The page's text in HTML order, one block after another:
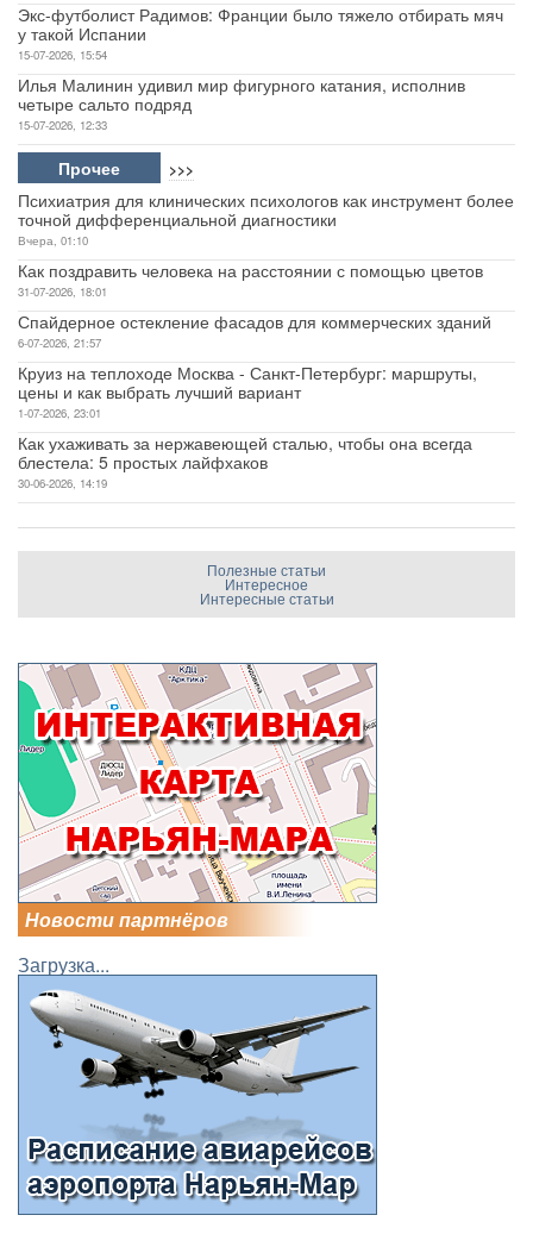
Экс-футболист Радимов: Франции было тяжело отбирать мяч
у такой Испании
15-07-2026, 15:54
Илья Малинин удивил мир фигурного катания, исполнив
четыре сальто подряд
15-07-2026, 12:33
Прочее >>>
Психиатрия для клинических психологов как инструмент более
точной дифференциальной диагностики
Вчера, 01:10
Как поздравить человека на расстоянии с помощью цветов
31-07-2026, 18:01
Спайдерное остекление фасадов для коммерческих зданий
6-07-2026, 21:57
Круиз на теплоходе Москва - Санкт-Петербург: маршруты,
цены и как выбрать лучший вариант
1-07-2026, 23:01
Как ухаживать за нержавеющей сталью, чтобы она всегда
блестела: 5 простых лайфхаков
30-06-2026, 14:19
Полезные статьи
Интересное
Интересные статьи
Новости партнёров
Загрузка...